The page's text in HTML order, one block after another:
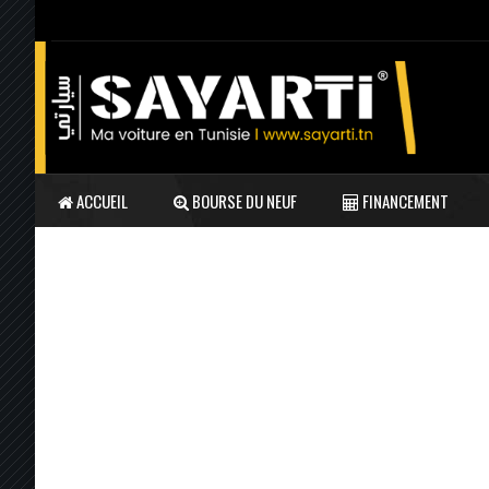
ACCUEIL BOURSE DU NEUF FINANCEMENT